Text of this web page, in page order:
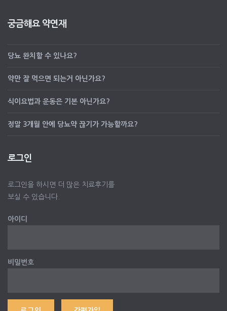
궁금해요 약연재
당뇨 완치할 수 있나요?
약만 잘 먹으면 되는거 아닌가요?
식이요법과 운동은 기본 아닌가요?
정말 3개월 안에 당뇨약 끊기가 가능할까요?
로그인
로그인을 하시면 더 많은 치료후기를
보실 수 있습니다.
아이디
비밀번호